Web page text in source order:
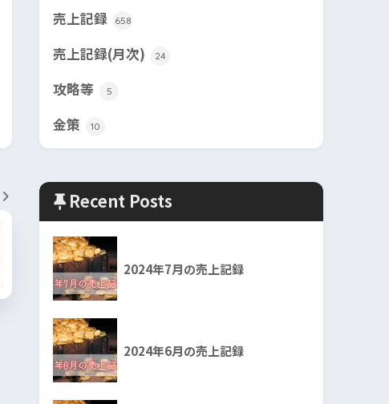
売上記録 658
売上記録(月次) 24
攻略等 5
金策 10
Recent Posts
2024年7月の売上記録
2024年6月の売上記録